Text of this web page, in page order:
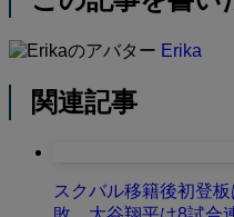
Erika
関連記事
スクバル移籍後初登